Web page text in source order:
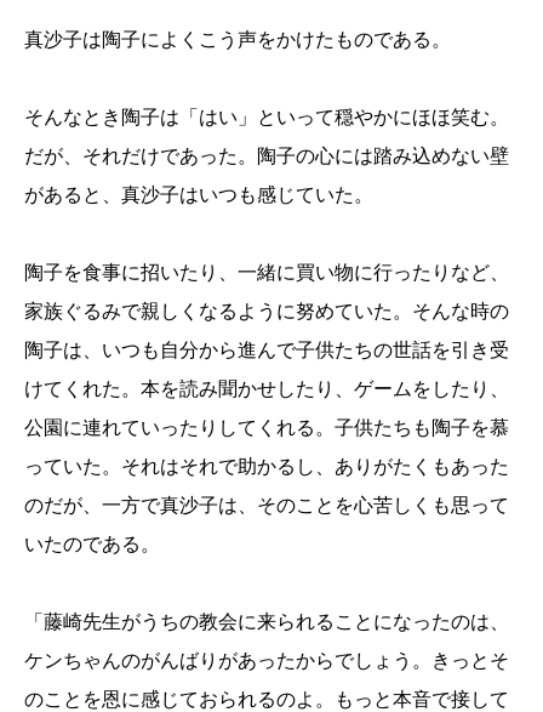
真沙子は陶子によくこう声をかけたものである。
そんなとき陶子は「はい」といって穏やかにほほ笑む。
だが、それだけであった。陶子の心には踏み込めない壁
があると、真沙子はいつも感じていた。
陶子を食事に招いたり、一緒に買い物に行ったりなど、
家族ぐるみで親しくなるように努めていた。そんな時の
陶子は、いつも自分から進んで子供たちの世話を引き受
けてくれた。本を読み聞かせしたり、ゲームをしたり、
公園に連れていったりしてくれる。子供たちも陶子を慕
っていた。それはそれで助かるし、ありがたくもあった
のだが、一方で真沙子は、そのことを心苦しくも思って
いたのである。
「藤崎先生がうちの教会に来られることになったのは、
ケンちゃんのがんばりがあったからでしょう。きっとそ
のことを恩に感じておられるのよ。もっと本音で接して